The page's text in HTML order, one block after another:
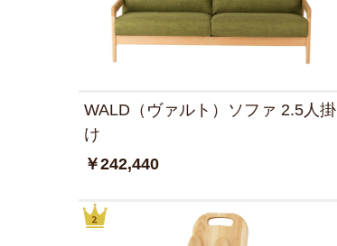
WALD（ヴァルト）ソファ 2.5人掛
け
￥242,440